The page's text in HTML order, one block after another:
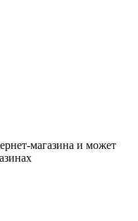
магазина и может